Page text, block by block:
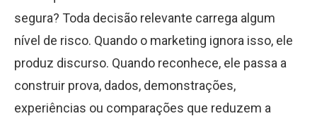
segura? Toda decisão relevante carrega algum
nível de risco. Quando o marketing ignora isso, ele
produz discurso. Quando reconhece, ele passa a
construir prova, dados, demonstrações,
experiências ou comparações que reduzem a